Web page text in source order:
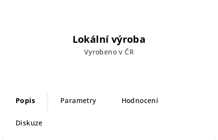
Lokální výroba
Vyrobeno v ČR
Popis Parametry Hodnocení
Diskuze